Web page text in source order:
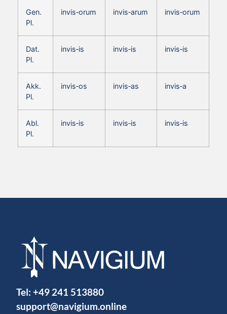
Gen.
Pl.
invis‑orum invis‑arum invis‑orum
Dat.
Pl.
invis‑is invis‑is invis‑is
Akk.
Pl.
invis‑os invis‑as invis‑a
Abl.
Pl.
invis‑is invis‑is invis‑is
Tel: +49 241 513880
support@navigium.online